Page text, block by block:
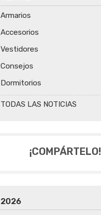
TODAS LAS NOTICIAS
Armarios
Accesorios
Vestidores
Consejos
Dormitorios
¡COMPÁRTELO!
2026